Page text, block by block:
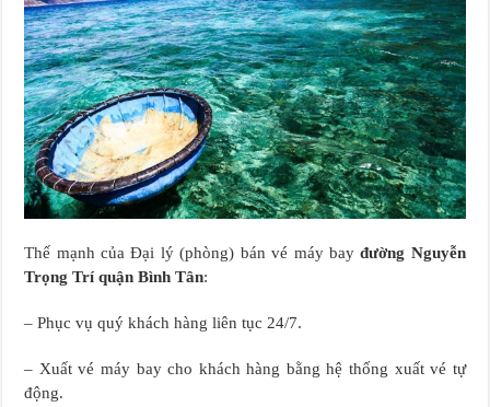
Thế mạnh của Đại lý (phòng) bán vé máy bayđường Nguyễn
Trọng Trí quận Bình Tân:
– Phục vụ quý khách hàng liên tục 24/7.
– Xuất vé máy bay cho khách hàng bằng hệ thống xuất vé tự
động.